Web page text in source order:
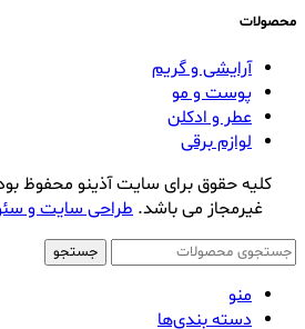
محصولات
آرایشی و گریم
پوست و مو
عطر و ادکلن
لوازم برقی
کلیه حقوق برای سایت آذینو محفوظ
غیرمجاز می باشد. طراحی سایت و
جستجو
منو
دسته بندی‌ها